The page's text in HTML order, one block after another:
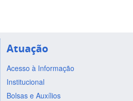
Atuação
Acesso à Informação
Institucional
Bolsas e Auxílios